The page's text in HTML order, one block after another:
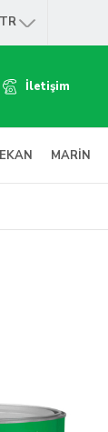
TR
İletişim
MARİN